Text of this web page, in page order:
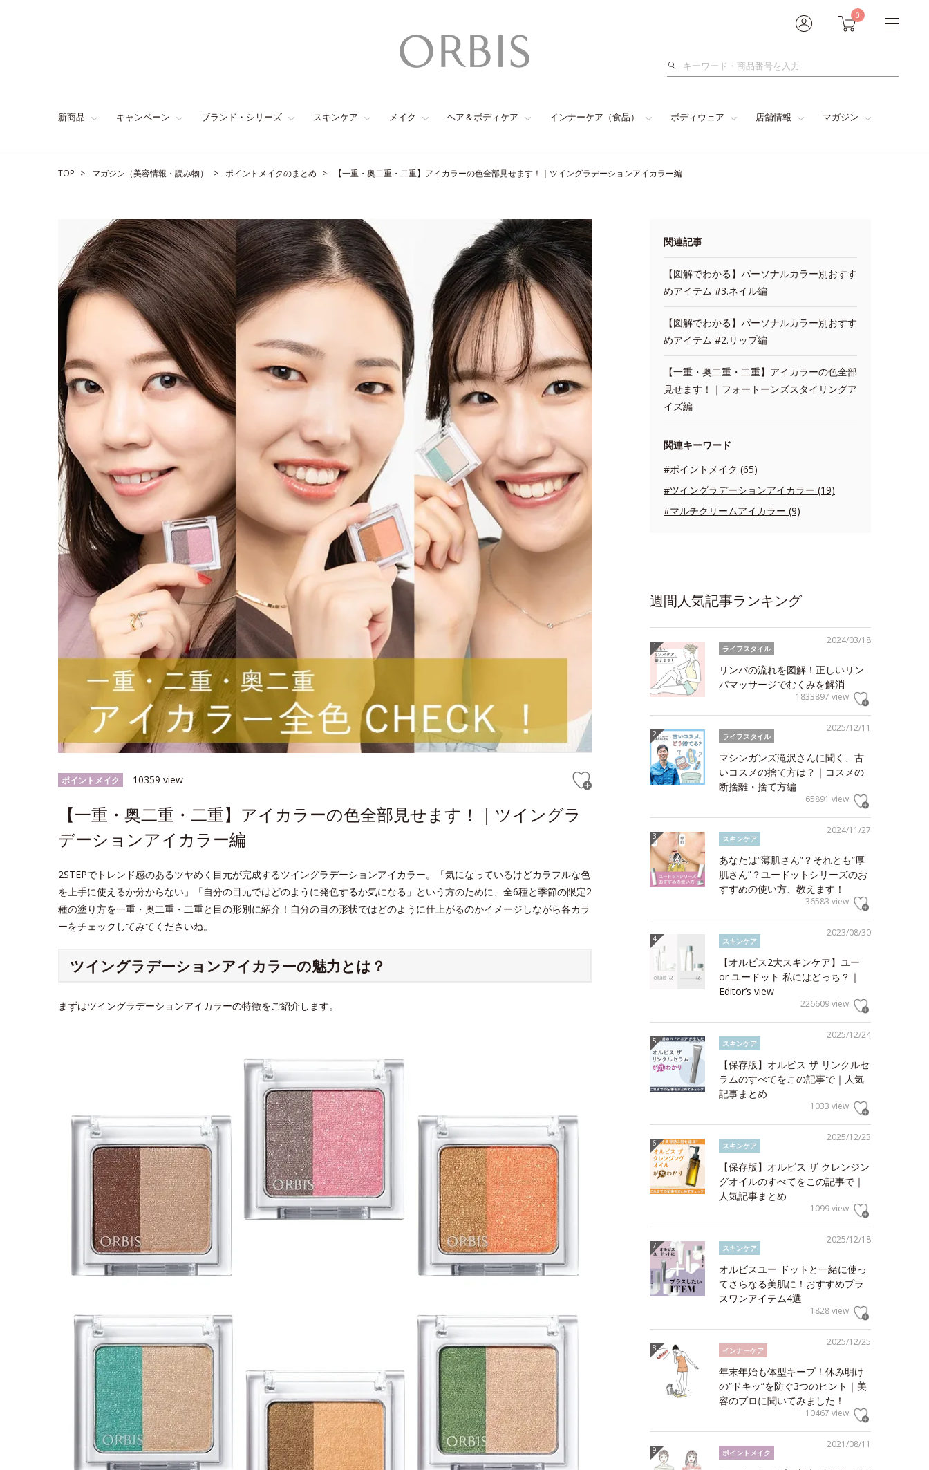
0
検
新商品 キャンペーン ブランド・シリーズ スキンケア メイク ヘア＆ボディケア インナーケア（食品） ボディウェア 店舗情報 マガジン
TOP マガジン（美容情報・読み物） ポイントメイクのまとめ 【一重・奥二重・二重】アイカラーの色全部見せます！｜ツイングラデーションアイカラー編
ポイントメイク 10359 view
【一重・奥二重・二重】アイカラーの色全部見せます！｜ツイングラ
デーションアイカラー編
2STEPでトレンド感のあるツヤめく目元が完成するツイングラデーションアイカラー。「気になっているけどカラフルな色
を上手に使えるか分からない」「自分の目元ではどのように発色するか気になる」という方のために、全6種と季節の限定2
種の塗り方を一重・奥二重・二重と目の形別に紹介！自分の目の形状ではどのように仕上がるのかイメージしながら各カラ
ーをチェックしてみてくださいね。
ツイングラデーションアイカラーの魅力とは？
まずはツイングラデーションアイカラーの特徴をご紹介します。
関連記事
【図解でわかる】パーソナルカラー別おすす
めアイテム #3.ネイル編
【図解でわかる】パーソナルカラー別おすす
めアイテム #2.リップ編
【一重・奥二重・二重】アイカラーの色全部
見せます！｜フォートーンズスタイリングア
イズ編
関連キーワード
#ポイントメイク (65)
#ツイングラデーションアイカラー (19)
#マルチクリームアイカラー (9)
週間人気記事ランキング
2024/03/18
ライフスタイル
リンパの流れを図解！正しいリン
パマッサージでむくみを解消
1833897 view
2025/12/11
ライフスタイル
マシンガンズ滝沢さんに聞く、古
いコスメの捨て方は？｜コスメの
断捨離・捨て方編
65891 view
2024/11/27
スキンケア
あなたは“薄肌さん”？それとも“厚
肌さん”？ユードットシリーズのお
すすめの使い方、教えます！
36583 view
2023/08/30
スキンケア
【オルビス2大スキンケア】ユー
or ユードット 私にはどっち？｜
Editor’s view
226609 view
2025/12/24
スキンケア
【保存版】オルビス ザ リンクルセ
ラムのすべてをこの記事で｜人気
記事まとめ
1033 view
2025/12/23
スキンケア
【保存版】オルビス ザ クレンジン
グオイルのすべてをこの記事で｜
人気記事まとめ
1099 view
2025/12/18
スキンケア
オルビスユー ドットと一緒に使っ
てさらなる美肌に！おすすめプラ
スワンアイテム4選
1828 view
2025/12/25
インナーケア
年末年始も体型キープ！休み明け
の“ドキッ”を防ぐ3つのヒント｜美
容のプロに聞いてみました！
10467 view
2021/08/11
ポイントメイク